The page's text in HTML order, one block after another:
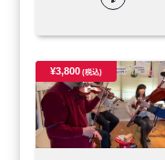
¥3,800(税込)